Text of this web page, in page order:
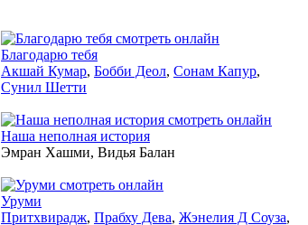
Благодарю тебя
Акшай Кумар, Бобби Деол, Сонам Капур,
Сунил Шетти
Наша неполная история
Эмран Хашми, Видья Балан
Уруми
Притхвирадж, Прабху Дева, Жэнелия Д Соуза,